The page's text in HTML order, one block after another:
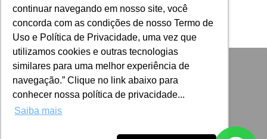
continuar navegando em nosso site, você
concorda com as condições de nosso Termo de
Uso e Política de Privacidade, uma vez que
utilizamos cookies e outras tecnologias
similares para uma melhor experiência de
navegação.” Clique no link abaixo para
conhecer nossa política de privacidade...
Saiba mais